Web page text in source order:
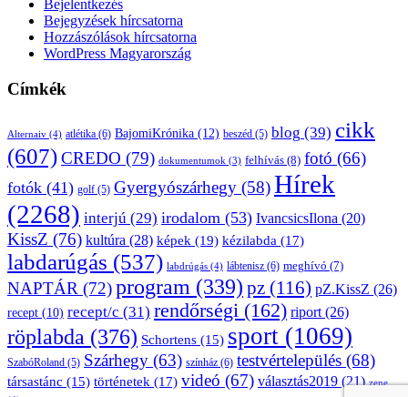
Bejelentkezés
Bejegyzések hírcsatorna
Hozzászólások hírcsatorna
WordPress Magyarország
Címkék
Alternaiv (4) atlétika (6) BajomiKrónika (12) beszéd (5) blog (39) cikk
(607)CREDO (79) dokumentumok (3) felhívás (8) fotó (66)
fotók (41) golf (5) Gyergyószárhegy (58)Hírek
(2268) interjú (29) irodalom (53) IvancsicsIlona (20)
KissZ (76) kultúra (28) képek (19) kézilabda (17)
labdarúgás (537) labdrúgás (4) lábtenisz (6) meghívó (7)
NAPTÁR (72)program (339) pz (116) pZ.KissZ (26)
recept (10) recept/c (31) rendőrségi (162) riport (26)
röplabda (376) Schortens (15) sport (1069)
SzabóRoland (5) Szárhegy (63) színház (6) testvértelepülés (68)
társastánc (15) történetek (17) videó (67) választás2019 (21) zene